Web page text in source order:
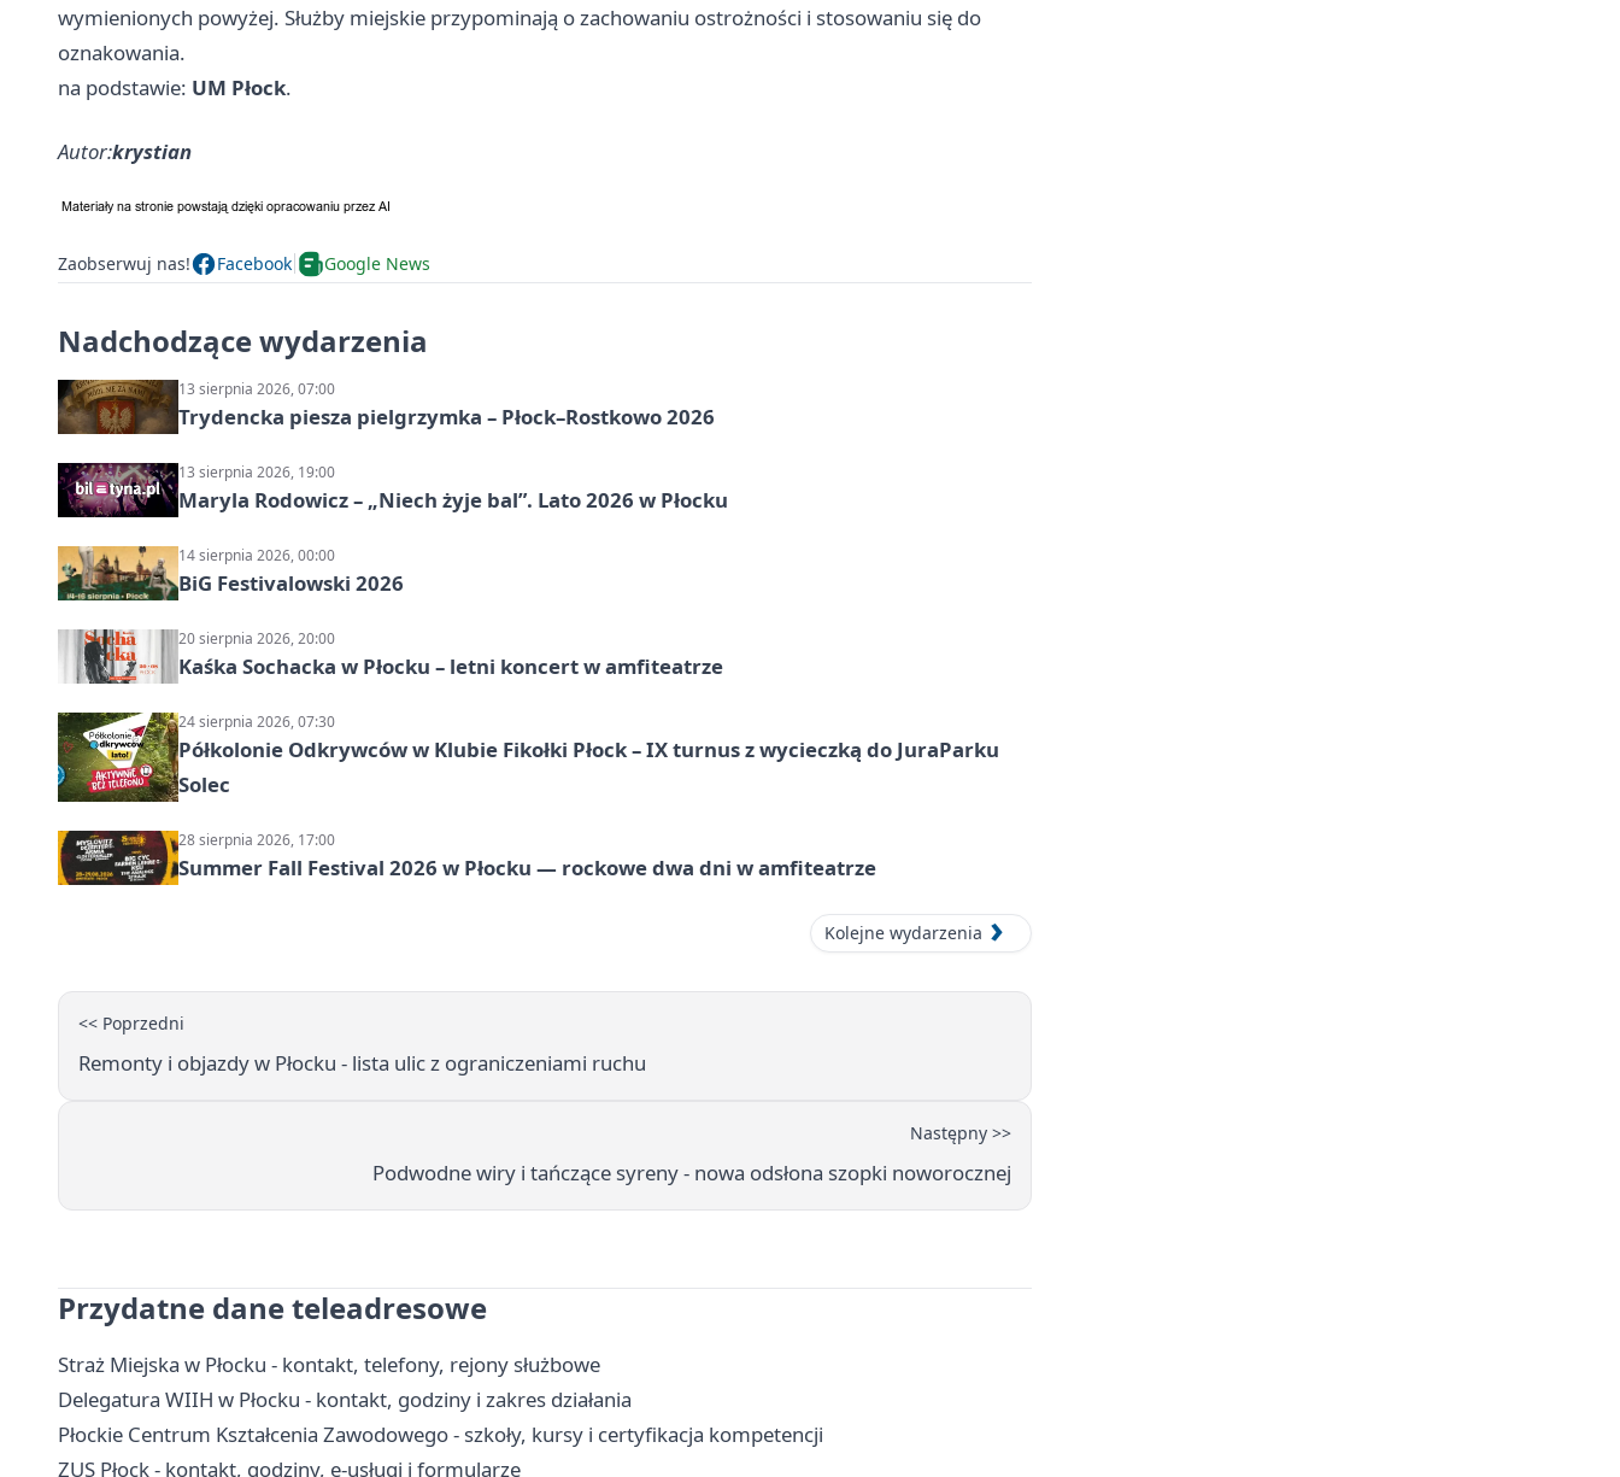
wymienionych powyżej. Służby miejskie przypominają o zachowaniu ostrożności i stosowaniu się do
oznakowania.
na podstawie: UM Płock.
Autor:krystian
Zaobserwuj nas! Facebook Google News
Nadchodzące wydarzenia
13 sierpnia 2026, 07:00
Trydencka piesza pielgrzymka – Płock–Rostkowo 2026
13 sierpnia 2026, 19:00
Maryla Rodowicz – „Niech żyje bal”. Lato 2026 w Płocku
14 sierpnia 2026, 00:00
BiG Festivalowski 2026
20 sierpnia 2026, 20:00
Kaśka Sochacka w Płocku – letni koncert w amfiteatrze
24 sierpnia 2026, 07:30
Półkolonie Odkrywców w Klubie Fikołki Płock – IX turnus z wycieczką do JuraParku
Solec
28 sierpnia 2026, 17:00
Summer Fall Festival 2026 w Płocku — rockowe dwa dni w amfiteatrze
Kolejne wydarzenia
<< Poprzedni
Remonty i objazdy w Płocku - lista ulic z ograniczeniami ruchu
Następny >>
Podwodne wiry i tańczące syreny - nowa odsłona szopki noworocznej
Przydatne dane teleadresowe
Straż Miejska w Płocku - kontakt, telefony, rejony służbowe
Delegatura WIIH w Płocku - kontakt, godziny i zakres działania
Płockie Centrum Kształcenia Zawodowego - szkoły, kursy i certyfikacja kompetencji
ZUS Płock - kontakt, godziny, e-usługi i formularze